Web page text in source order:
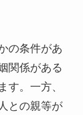
の条件があ
関係がある
す。一方、
との親等が